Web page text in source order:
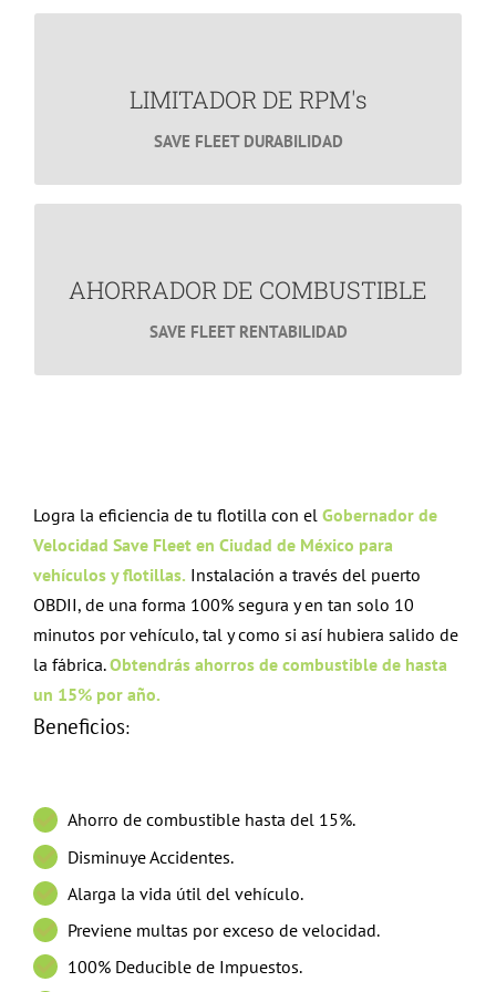
MÁS INFORMACIÓN
LIMITADOR DE RPM's
SAVE FLEET DURABILIDAD
¿Te gustaría alargar la vida útil de tu flotilla?
MÁS INFORMACIÓN
AHORRADOR DE COMBUSTIBLE
SAVE FLEET RENTABILIDAD
Ahorra miles de pesos en Combustible.
MÁS INFORMACIÓN
Logra la eficiencia de tu flotilla con el Gobernador de
Velocidad Save Fleet en Ciudad de México para
vehículos y flotillas. Instalación a través del puerto
OBDII, de una forma 100% segura y en tan solo 10
minutos por vehículo, tal y como si así hubiera salido de
la fábrica. Obtendrás ahorros de combustible de hasta
un 15% por año.
Beneficios:
Ahorro de combustible hasta del 15%.
Disminuye Accidentes.
Alarga la vida útil del vehículo.
Previene multas por exceso de velocidad.
100% Deducible de Impuestos.